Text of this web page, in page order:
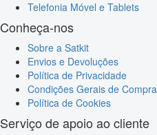
Telefonia Móvel e Tablets
Conheça-nos
Sobre a Satkit
Envios e Devoluções
Política de Privacidade
Condições Gerais de Compra
Política de Cookies
Serviço de apoio ao cliente